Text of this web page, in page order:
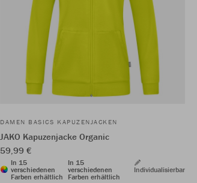
DAMEN BASICS KAPUZENJACKEN
JAKO Kapuzenjacke Organic
59,99 €
In 15
verschiedenen
Farben erhältlich
In 15
verschiedenen
Farben erhältlich
Individualisierbar